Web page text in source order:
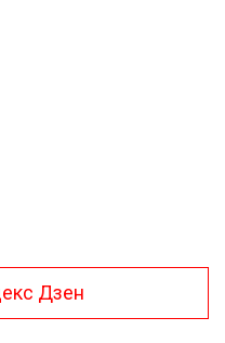
Дзен